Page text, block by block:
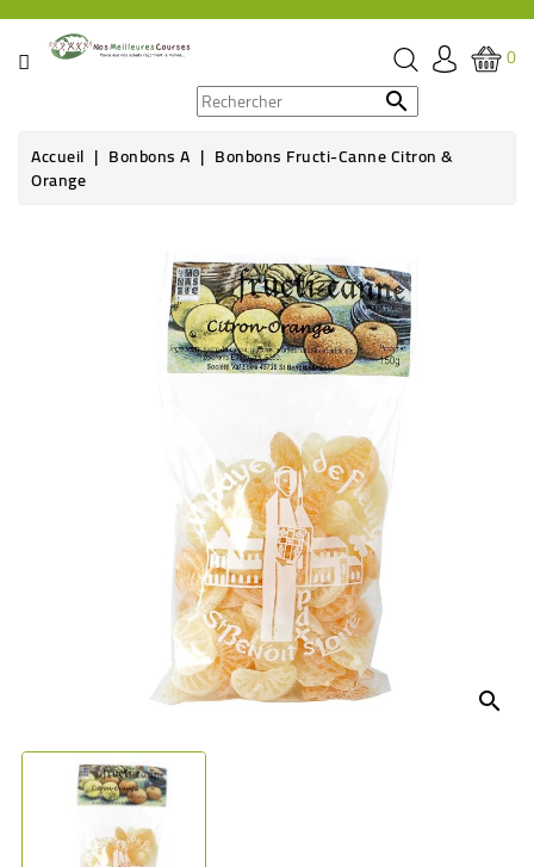
CATÉGORIE
ÉPICERIE
0

Accueil Bonbons A Bonbons Fructi-Canne Citron &
Orange
search